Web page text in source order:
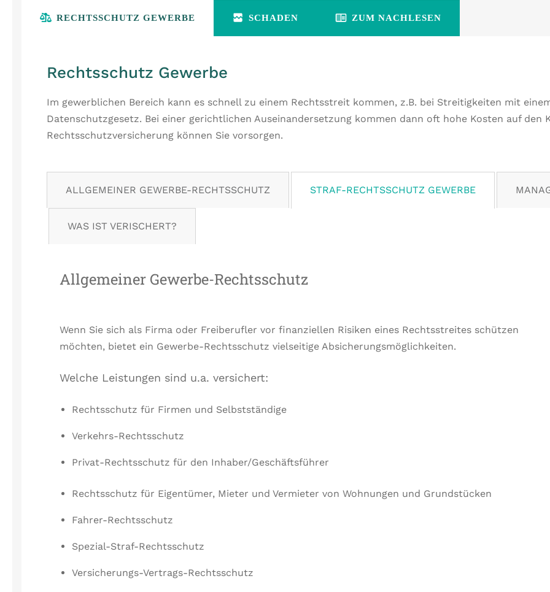
RECHTSSCHUTZ GEWERBE SCHADEN ZUM NACHLESEN
Rechtsschutz Gewerbe
Im gewerblichen Bereich kann es schnell zu einem Rechtsstreit kommen, z.B. bei Streitigkeiten mit
Datenschutzgesetz. Bei einer gerichtlichen Auseinandersetzung kommen dann oft hohe Kosten auf den
Rechtsschutzversicherung können Sie vorsorgen.
ALLGEMEINER GEWERBE-RECHTSSCHUTZ STRAF-RECHTSSCHUTZ GEWERBE
WAS IST VERISCHERT?
Allgemeiner Gewerbe-Rechtsschutz
Wenn Sie sich als Firma oder Freiberufler vor finanziellen Risiken eines Rechtsstreites schützen
möchten, bietet ein Gewerbe-Rechtsschutz vielseitige Absicherungsmöglichkeiten.
Welche Leistungen sind u.a. versichert:
Rechtsschutz für Firmen und Selbstständige
Verkehrs-Rechtsschutz
Privat-Rechtsschutz für den Inhaber/Geschäftsführer
Rechtsschutz für Eigentümer, Mieter und Vermieter von Wohnungen und Grundstücken
Fahrer-Rechtsschutz
Spezial-Straf-Rechtsschutz
Versicherungs-Vertrags-Rechtsschutz